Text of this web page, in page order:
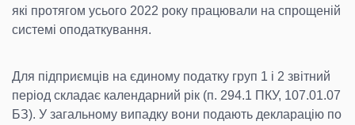
які протягом усього 2022 року працювали на спрощеній
системі оподаткування.
Для підприємців на єдиному податку груп 1 і 2 звітний
період складає календарний рік (п. 294.1 ПКУ, 107.01.07
БЗ). У загальному випадку вони подають декларацію по